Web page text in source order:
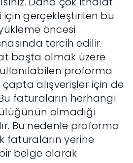
gerçekleştirilen bu
öncesi
tercih edilir.
başta olmak üzere
proforma
alışverişler için de
faturaların herhangi
olmadığı
Bu nedenle proforma
faturaların yerine
belge olarak